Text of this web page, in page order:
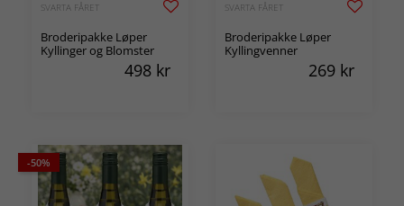
SVARTA FÅRET
Broderipakke Løper
Kyllinger og Blomster
498 kr
SVARTA FÅRET
Broderipakke Løper
Kyllingvenner
269 kr
-50%